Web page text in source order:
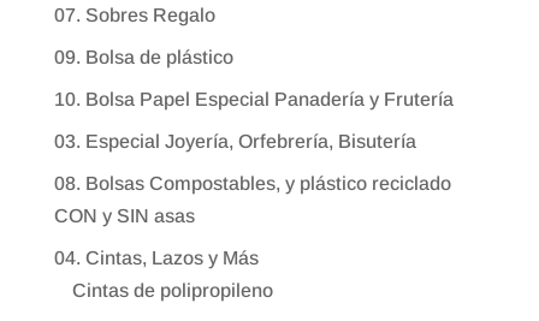
07. Sobres Regalo
09. Bolsa de plástico
10. Bolsa Papel Especial Panadería y Frutería
03. Especial Joyería, Orfebrería, Bisutería
08. Bolsas Compostables, y plástico reciclado
CON y SIN asas
04. Cintas, Lazos y Más
Cintas de polipropileno